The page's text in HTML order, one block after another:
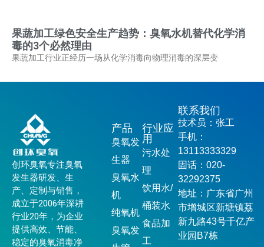
果蔬加工绿色安全生产趋势：臭氧水机替代化学消
毒的3个必然理由
果蔬加工行业正经历一场从化学消毒向物理消毒的深层变
创环臭氧专注臭氧
发生器研发、生
产、定制与销售，
成立于2006年深耕
行业20年，为企业
提供高效、节能、
稳定的臭氧消毒净
产品
臭氧发
生器
臭氧水
机
纯氧机
臭氧发
行业应
用
污水处
理
饮用水/
桶装水
食品加
工
联系我们
技术员：张工
手机：
13113333329
固话：020-
32292375
地址：广东省广州
市增城区新塘镇荔
新九路43号千亿产
业园B7栋